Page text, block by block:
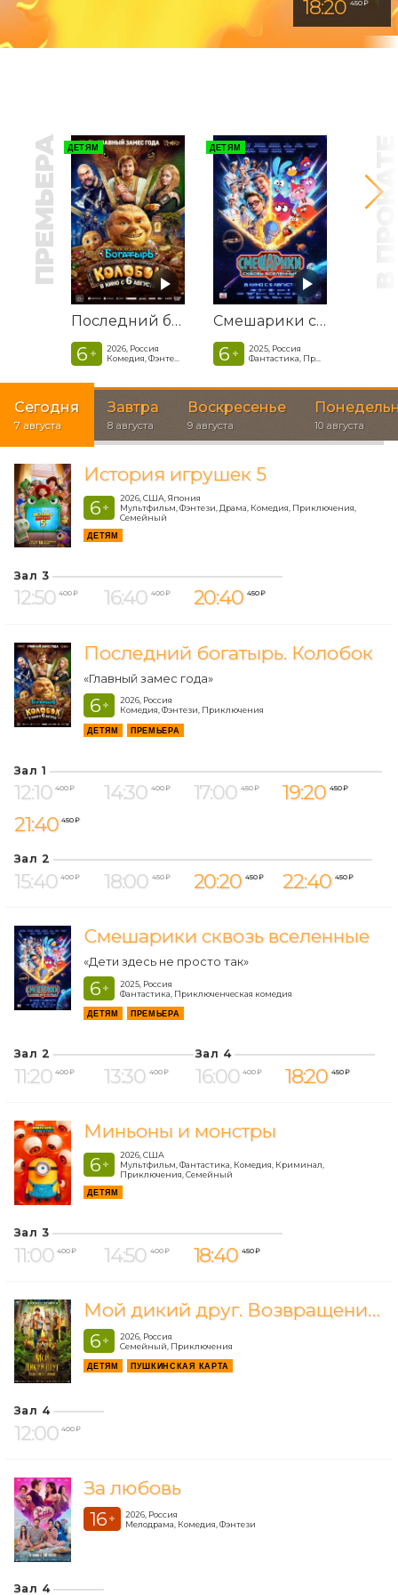
18:20 450 ₽
ПРЕМЬЕРА ДЕТЯМ
Последний богатырь. Колобок
6 +
2026, Россия
ДЕТЯМ
Смешарики сквозь вселенные
6 +
2025, Россия
В
Сегодня
7 августа
Завтра
8 августа
Воскресенье
9 августа 10 августа
История игрушек 5
6 +
2026, США, Япония
Мультфильм, Фэнтези, Драма, Комедия, Приключения,
Семейный
ДЕТЯМ
Зал 3
12:50 400 ₽ 16:40 400 ₽ 20:40 450 ₽
Последний богатырь. Колобок
«Главный замес года»
6 +
2026, Россия
Комедия, Фэнтези, Приключения
ДЕТЯМ ПРЕМЬЕРА
Зал 1
12:10 400 ₽ 14:30 400 ₽ 17:00 450 ₽ 19:20 450 ₽
21:40 450 ₽
Зал 2
15:40 400 ₽ 18:00 450 ₽ 20:20 450 ₽ 22:40 450 ₽
Смешарики сквозь вселенные
«Дети здесь не просто так»
6 +
2025, Россия
Фантастика, Приключенческая комедия
ДЕТЯМ ПРЕМЬЕРА
Зал 2
11:20 400 ₽ 13:30 400 ₽
Зал 4
16:00 400 ₽ 18:20 450 ₽
Миньоны и монстры
6 +
2026, США
Мультфильм, Фантастика, Комедия, Криминал,
Приключения, Семейный
ДЕТЯМ
Зал 3
11:00 400 ₽ 14:50 400 ₽ 18:40 450 ₽
Мой дикий друг. Возвращение домой
6 +
2026, Россия
Семейный, Приключения
ДЕТЯМ ПУШКИНСКАЯ КАРТА
Зал 4
12:00 400 ₽
За любовь
16 +
2026, Россия
Мелодрама, Комедия, Фэнтези
Зал 4